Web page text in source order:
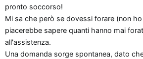
pronto soccorso!
Mi sa che però se dovessi forare (non
piacerebbe sapere quanti hanno mai
all'assistenza.
Una domanda sorge spontanea, dato